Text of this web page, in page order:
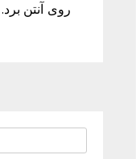
روی آنتن